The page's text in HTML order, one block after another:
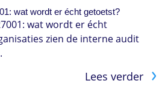
wat wordt er écht getoetst?
wat wordt er écht
zien de interne audit
Lees verder